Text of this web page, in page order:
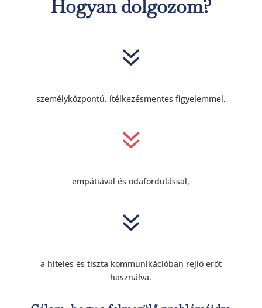
Hogyan dolgozom?
7
személyközpontú, ítélkezésmentes figyelemmel,
7
empátiával és odafordulással,
7
a hiteles és tiszta kommunikációban rejlő erőt
használva.